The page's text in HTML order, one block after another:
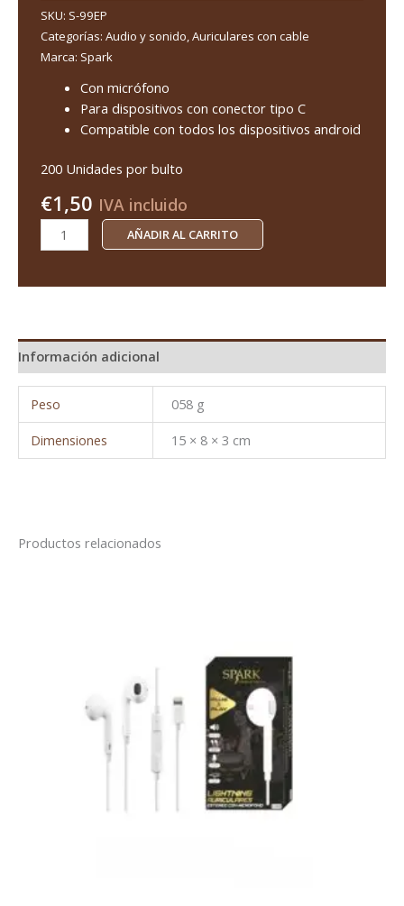
SKU: S-99EP
Categorías: Audio y sonido,Auriculares con cable
Marca: Spark
Con micrófono
Para dispositivos con conector tipo C
Compatible con todos los dispositivos android
200 Unidades por bulto
€1,50 IVA incluido
AÑADIR AL CARRITO
Información adicional
Peso
058 g
Dimensiones
15 × 8 × 3 cm
Productos relacionados